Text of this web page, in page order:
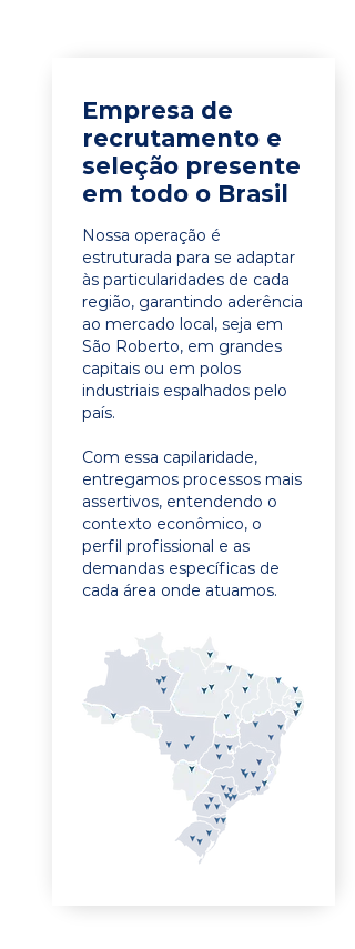
Empresa de
recrutamento e
seleção presente
em todo o Brasil
Nossa operação é
estruturada para se adaptar
às particularidades de cada
região, garantindo aderência
ao mercado local, seja em
São Roberto, em grandes
capitais ou em polos
industriais espalhados pelo
país.
Com essa capilaridade,
entregamos processos mais
assertivos, entendendo o
contexto econômico, o
perfil profissional e as
demandas específicas de
cada área onde atuamos.